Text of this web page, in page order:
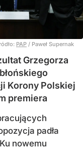
PAP / Paweł Supernak
Grzegorza
Korony Polskiej
premiera
padła
nowemu